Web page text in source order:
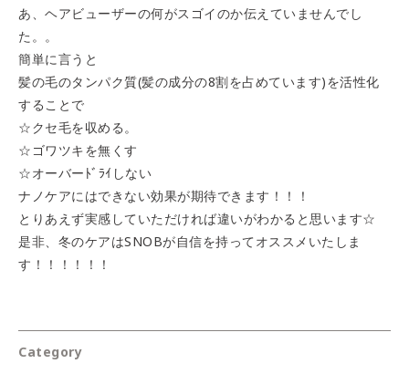
あ、ヘアビューザーの何がスゴイのか伝えていませんでし
た。。
簡単に言うと
髪の毛のタンパク質(髪の成分の8割を占めています)を活性化
することで
☆クセ毛を収める。
☆ゴワツキを無くす
☆オーバーﾄﾞﾗｲしない
ナノケアにはできない効果が期待できます！！！
とりあえず実感していただければ違いがわかると思います☆
是非、冬のケアはSNOBが自信を持ってオススメいたしま
す！！！！！！
Category